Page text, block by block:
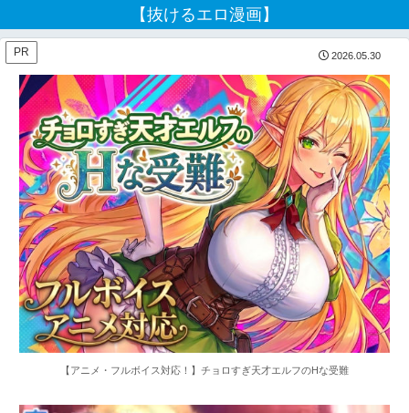
【抜けるエロ漫画】
PR 2026.05.30
【アニメ・フルボイス対応！】チョロすぎ天才エルフのHな受難